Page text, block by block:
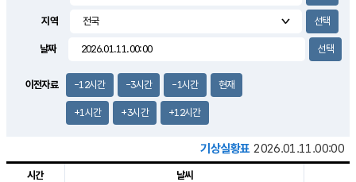
0.3m/s
지역
날짜
이전자료 -12시간 -3시간 -1시간 현재
+1시간 +3시간 +12시간
기상실황표 2026.01.11.00:00
시간 날씨